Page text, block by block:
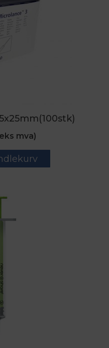
mva)